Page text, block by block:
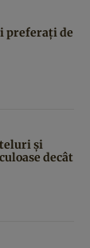
preferați de
și
decât